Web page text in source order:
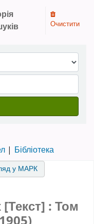
каталог
Очистити
Бібліотека
у МАРК
: Том